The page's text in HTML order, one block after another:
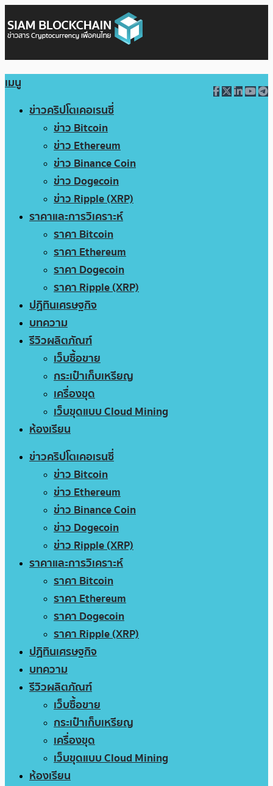
เมนู
ข่าวคริปโตเคอเรนซี่
ข่าว Bitcoin
ข่าว Ethereum
ข่าว Binance Coin
ข่าว Dogecoin
ข่าว Ripple (XRP)
ราคาและการวิเคราะห์
ราคา Bitcoin
ราคา Ethereum
ราคา Dogecoin
ราคา Ripple (XRP)
ปฏิทินเศรษฐกิจ
บทความ
รีวิวผลิตภัณฑ์
เว็บซื้อขาย
กระเป๋าเก็บเหรียญ
เครื่องขุด
เว็บขุดแบบ Cloud Mining
ห้องเรียน
ข่าวคริปโตเคอเรนซี่
ข่าว Bitcoin
ข่าว Ethereum
ข่าว Binance Coin
ข่าว Dogecoin
ข่าว Ripple (XRP)
ราคาและการวิเคราะห์
ราคา Bitcoin
ราคา Ethereum
ราคา Dogecoin
ราคา Ripple (XRP)
ปฏิทินเศรษฐกิจ
บทความ
รีวิวผลิตภัณฑ์
เว็บซื้อขาย
กระเป๋าเก็บเหรียญ
เครื่องขุด
เว็บขุดแบบ Cloud Mining
ห้องเรียน